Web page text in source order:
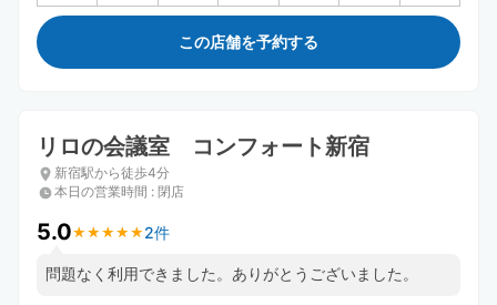
この店舗を予約する
リロの会議室 コンフォート新宿
新宿駅から徒歩4分
本日の営業時間 : 閉店
5.0★ ★ ★ ★ ★
★ ★ ★ ★ ★ 2件
問題なく利用できました。ありがとうございました。